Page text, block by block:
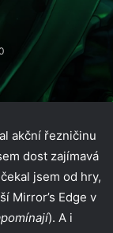
akční řezničinu
dost zajímavá
jsem od hry,
Mirror’s Edge v
). A i